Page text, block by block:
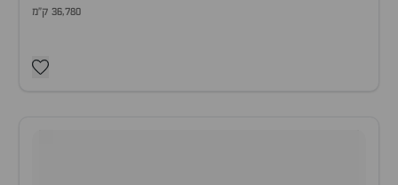
36,780 ק"מ